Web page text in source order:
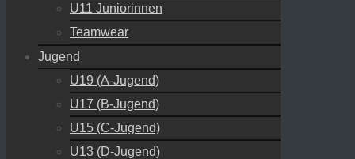
U11 Juniorinnen
Teamwear
Jugend
U19 (A-Jugend)
U17 (B-Jugend)
U15 (C-Jugend)
U13 (D-Jugend)